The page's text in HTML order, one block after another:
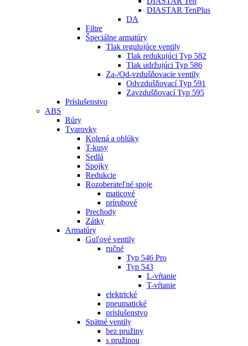
DIASTAR TenPlus
DA
Filtre
Špeciálne armatúry
Tlak regulujúce ventily
Tlak redukujúci Typ 582
Tlak udržujúci Typ 586
Za-/Od-vzdušňovacie ventily
Odvzdušňovací Typ 591
Zavzdušňovací Typ 595
Príslušenstvo
ABS
Rúry
Tvarovky
Kolená a oblúky
T-kusy
Sedlá
Spojky
Redukcie
Rozoberateľné spoje
maticové
prírubové
Prechody
Zátky
Armatúry
Guľové ventily
ručné
Typ 546 Pro
Typ 543
L-vŕtanie
T-vŕtanie
elektrické
pneumatické
príslušenstvo
Spätné ventily
bez pružiny
s pružinou